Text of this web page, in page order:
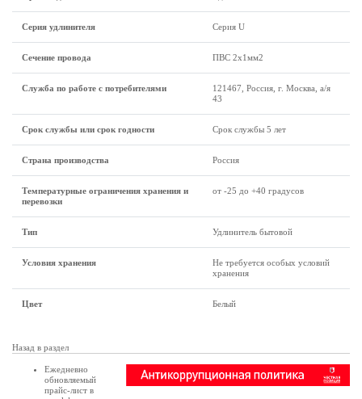
Серия удлинителя Серия U
Сечение провода ПВС 2x1мм2
Служба по работе с потребителями
121467, Россия, г. Москва, а/я
43
Срок службы или срок годности Срок службы 5 лет
Страна производства Россия
Температурные ограничения хранения и
перевозки
от -25 до +40 градусов
Тип Удлинитель бытовой
Условия хранения
Не требуется особых условий
хранения
Цвет Белый
Назад в раздел
Ежедневно
обновляемый
прайс-лист в